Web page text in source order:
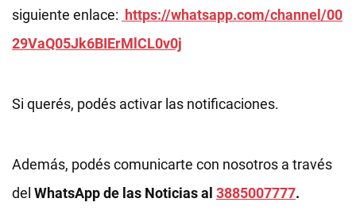
siguiente enlace: https://whatsapp.com/channel/00
29VaQ05Jk6BIErMlCL0v0j
Si querés, podés activar las notificaciones.
Además, podés comunicarte con nosotros a través
del WhatsApp de las Noticias al 3885007777.